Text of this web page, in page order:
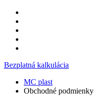
Bezplatná kalkulácia
MC plast
Obchodné podmienky